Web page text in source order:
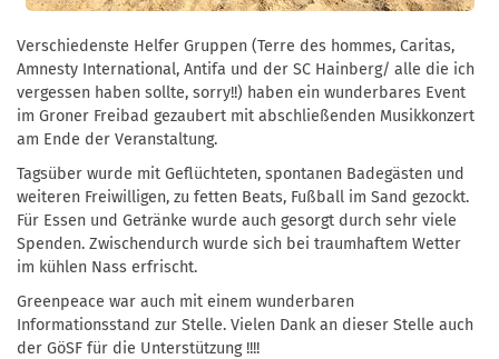
Verschiedenste Helfer Gruppen (Terre des hommes, Caritas,
Amnesty International, Antifa und der SC Hainberg/ alle die ich
vergessen haben sollte, sorry!!) haben ein wunderbares Event
im Groner Freibad gezaubert mit abschließenden Musikkonzert
am Ende der Veranstaltung.
Tagsüber wurde mit Geflüchteten, spontanen Badegästen und
weiteren Freiwilligen, zu fetten Beats, Fußball im Sand gezockt.
Für Essen und Getränke wurde auch gesorgt durch sehr viele
Spenden. Zwischendurch wurde sich bei traumhaftem Wetter
im kühlen Nass erfrischt.
Greenpeace war auch mit einem wunderbaren
Informationsstand zur Stelle. Vielen Dank an dieser Stelle auch
der GöSF für die Unterstützung !!!!